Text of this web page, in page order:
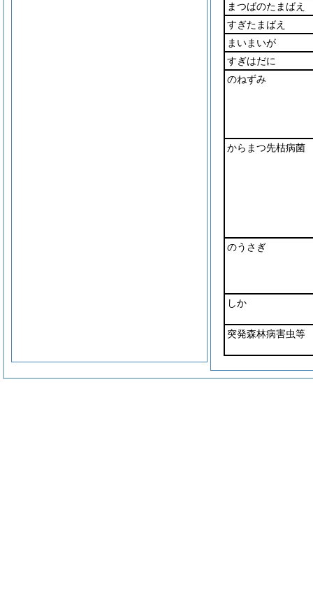
まつばのたまばえ
すぎたまばえ
まいまいが
すぎはだに
のねずみ
からまつ先枯病菌
のうさぎ
しか
突発森林病害虫等